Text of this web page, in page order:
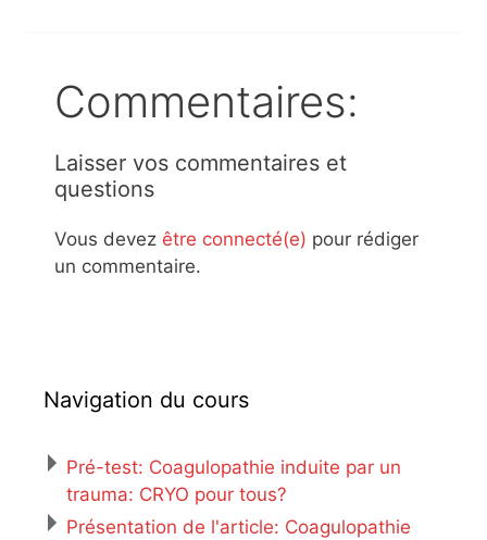
Commentaires:
Laisser vos commentaires et
questions
Vous devez être connecté(e) pour rédiger
un commentaire.
Navigation du cours
Pré-test: Coagulopathie induite par un
trauma: CRYO pour tous?
Présentation de l'article: Coagulopathie